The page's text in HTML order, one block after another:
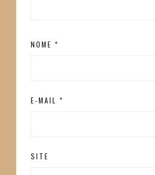
NOME *
E-MAIL *
SITE